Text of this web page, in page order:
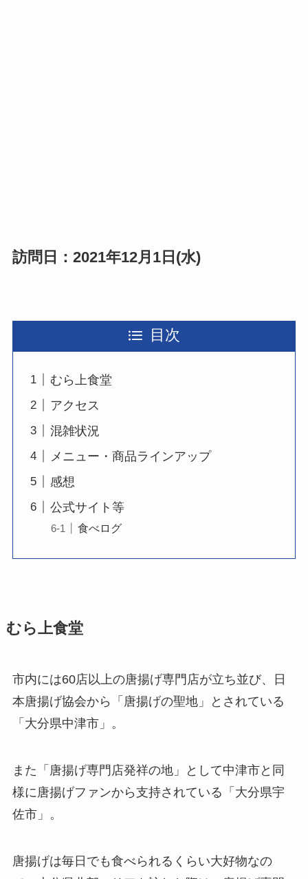
訪問日：2021年12月1日(水)
目次
むら上食堂
アクセス
混雑状況
メニュー・商品ラインアップ
感想
公式サイト等
食べログ
むら上食堂
市内には60店以上の唐揚げ専門店が立ち並び、日
本唐揚げ協会から「唐揚げの聖地」とされている
「大分県中津市」。
また「唐揚げ専門店発祥の地」として中津市と同
様に唐揚げファンから支持されている「大分県宇
佐市」。
唐揚げは毎日でも食べられるくらい大好物なの